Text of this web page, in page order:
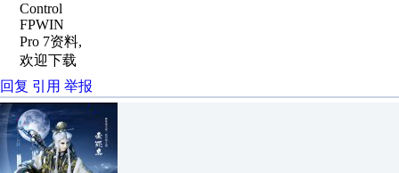
Control
FPWIN
Pro 7资料,
欢迎下载
回复 引用 举报